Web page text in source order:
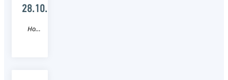
28.10.2025
Новость